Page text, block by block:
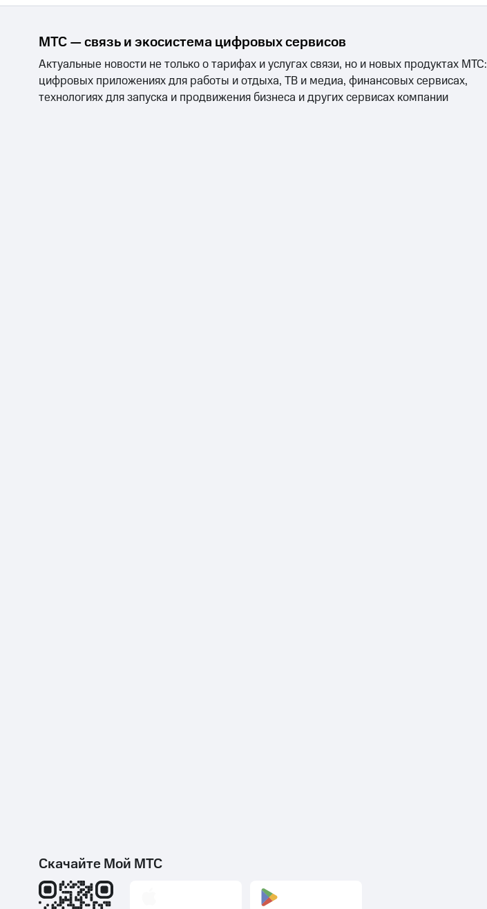
МТС — связь и экосистема цифровых сервисов
Актуальные новости не только о тарифах и услугах связи, но и новых продуктах МТС:
цифровых приложениях для работы и отдыха, ТВ и медиа, финансовых сервисах,
технологиях для запуска и продвижения бизнеса и других сервисах компании
Скачайте Мой МТС